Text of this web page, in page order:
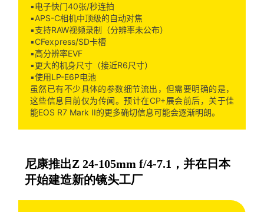
▪️电子快门40张/秒连拍
▪️APS-C相机中顶级的自动对焦
▪️支持RAW视频录制（分辨率未公布）
▪️CFexpress/SD卡槽
▪️高分辨率EVF
▪️更大的机身尺寸（接近R6尺寸）
▪️使用LP-E6P电池
虽然已有不少具体的参数细节流出，但需要明确的是，
这些信息目前仅为传闻。预计在CP+展会前后，关于佳
能EOS R7 Mark II的更多确切信息可能会逐渐明朗。
尼康推出Z 24-105mm f/4-7.1，并在日本
开始建造新的镜头工厂